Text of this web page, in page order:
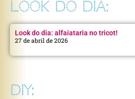
LOOK DO DIA:
Look do dia: alfaiataria no tricot!
27 de abril de 2026
DIY: